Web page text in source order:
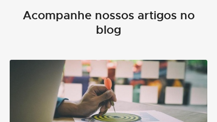
Acompanhe nossos artigos no
blog